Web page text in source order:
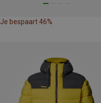
Je bespaart 46%